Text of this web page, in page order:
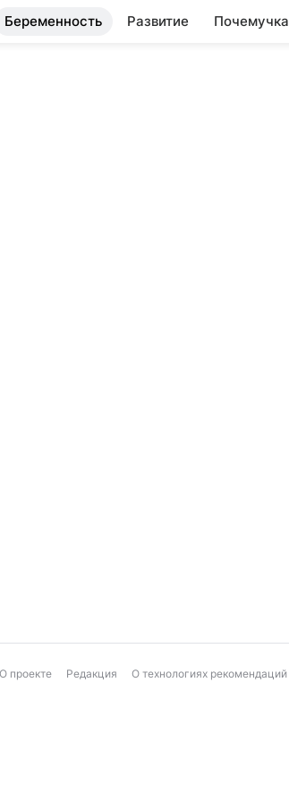
Беременность Развитие Почемучка
О проекте Редакция О технологиях рекомендаций